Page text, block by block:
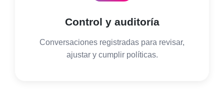
Control y auditoría
Conversaciones registradas para revisar,
ajustar y cumplir políticas.